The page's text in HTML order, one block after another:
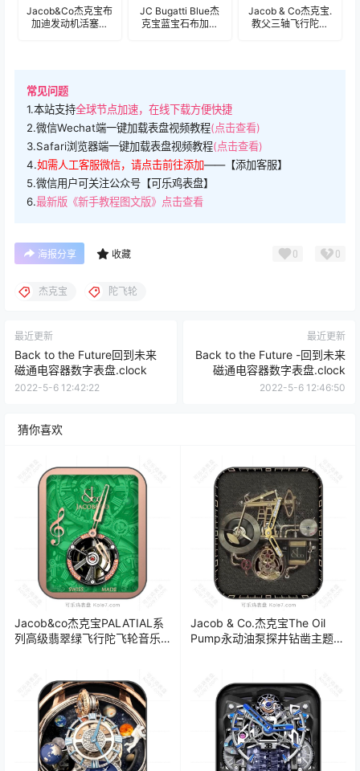
Jacob&Co杰克宝布
加迪发动机活塞运
JC Bugatti Blue杰
克宝蓝宝石布加迪
Jacob & Co杰克宝.
教父三轴飞行陀飞
常见问题
1.本站支持全球节点加速，在线下载方便快捷
2.微信Wechat端一键加载表盘视频教程(点击查看)
3.Safari浏览器端一键加载表盘视频教程(点击查看)
4.如需人工客服微信，请点击前往添加——【添加客服】
5.微信用户可关注公众号【可乐鸡表盘】
6.最新版《新手教程图文版》点击查看
海报分享 收藏 0 0
杰克宝 陀飞轮
最近更新
Back to the Future回到未来
磁通电容器数字表盘.clock
2022-5-6 12:42:22
最近更新
Back to the Future -回到未来
磁通电容器数字表盘.clock
2022-5-6 12:46:50
猜你喜欢
Jacob&co杰克宝PALATIAL系
列高级翡翠绿飞行陀飞轮音乐
Jacob & Co.杰克宝The Oil
Pump永动油泵探井钻凿主题系